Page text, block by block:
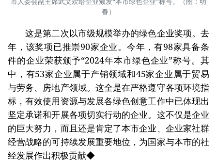
春）
这是第二次以市级规模举办的绿色企业奖项。去
年，该奖项已推崇90家企业。今年，有98家具备条
件的企业荣获颁予“2024年本市绿色企业”称号。其
中，有53家企业属于产销领域和45家企业属于贸易
与劳务、房地产领域。这全是在严格遵守各项环境指
标，有效使用资源与发展各绿色创意工作中已体现出
坚定承诺和开展各项切实行动的企业。这不仅是企业
的巨大努力，而且还是肯定了本市企业、企业家社群
经营战略的可持续发展重要地位，为国家与本市的社
经发展作出积极贡献◆